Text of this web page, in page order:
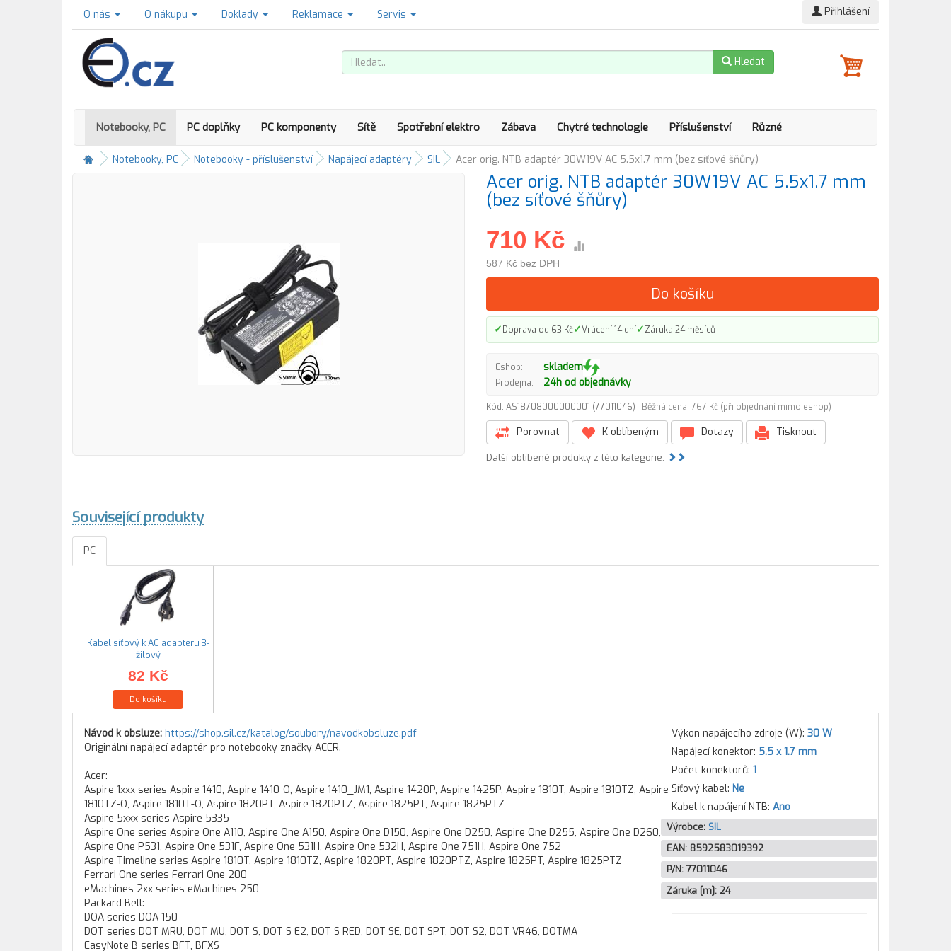
O nás O nákupu Doklady Reklamace Servis Přihlášení
Hledat
Notebooky, PC PC doplňky PC komponenty Sítě Spotřební elektro Zábava Chytré technologie Příslušenství Různé
Notebooky, PC Notebooky - příslušenství Napájecí adaptéry SIL Acer orig. NTB adaptér 30W19V AC 5.5x1.7 mm (bez síťové šňůry)
Acer orig. NTB adaptér 30W19V AC 5.5x1.7 mm
(bez síťové šňůry)
710 Kč
587 Kč bez DPH
Do košíku
✓Doprava od 63 Kč✓Vrácení 14 dní✓Záruka 24 měsíců
Eshop: skladem
Prodejna: 24h od objednávky
Kód: AS18708000000001 (77011046) Běžná cena: 767 Kč (při objednání mimo eshop)
Porovnat K oblíbeným Dotazy Tisknout
Další oblíbené produkty z této kategorie:
Související produkty
PC
Kabel síťový k AC adapteru 3-
žilový
82 Kč
Do košíku
Návod k obsluze: https://shop.sil.cz/katalog/soubory/navodkobsluze.pdf
Originální napájecí adaptér pro notebooky značky ACER.
Acer:
Aspire 1xxx series Aspire 1410, Aspire 1410-O, Aspire 1410_JM1, Aspire 1420P, Aspire 1425P, Aspire 1810T, Aspire 1810TZ, Aspire
1810TZ-O, Aspire 1810T-O, Aspire 1820PT, Aspire 1820PTZ, Aspire 1825PT, Aspire 1825PTZ
Aspire 5xxx series Aspire 5335
Aspire One series Aspire One A110, Aspire One A150, Aspire One D150, Aspire One D250, Aspire One D255, Aspire One D260,
Aspire One P531, Aspire One 531F, Aspire One 531H, Aspire One 532H, Aspire One 751H, Aspire One 752
Aspire Timeline series Aspire 1810T, Aspire 1810TZ, Aspire 1820PT, Aspire 1820PTZ, Aspire 1825PT, Aspire 1825PTZ
Ferrari One series Ferrari One 200
eMachines 2xx series eMachines 250
Packard Bell:
DOA series DOA 150
DOT series DOT MRU, DOT MU, DOT S, DOT S E2, DOT S RED, DOT SE, DOT SPT, DOT S2, DOT VR46, DOTMA
EasyNote B series BFT, BFXS
Výkon napájecího zdroje (W): 30 W
Napájecí konektor: 5.5 x 1.7 mm
Počet konektorů: 1
Síťový kabel: Ne
Kabel k napájení NTB: Ano
Výrobce: SIL
EAN: 8592583019392
P/N: 77011046
Záruka [m]: 24